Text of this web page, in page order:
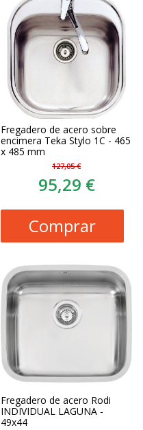
Fregadero de acero sobre
encimera Teka Stylo 1C - 465
x 485 mm
127,05 €
95,29 €
Comprar
Fregadero de acero Rodi
INDIVIDUAL LAGUNA -
49x44